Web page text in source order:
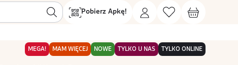
Pobierz Apkę!
MEGA! MAM WIĘCEJ NOWE TYLKO U NAS TYLKO ONLINE